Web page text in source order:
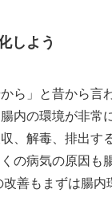
しよう
から」と昔から言
内の環境が非常
、解毒、排出す
の病気の原因も
善もまずは腸内